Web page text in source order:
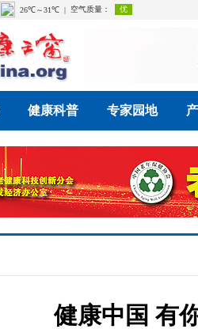
健康科普 专家园地
健康中国 有